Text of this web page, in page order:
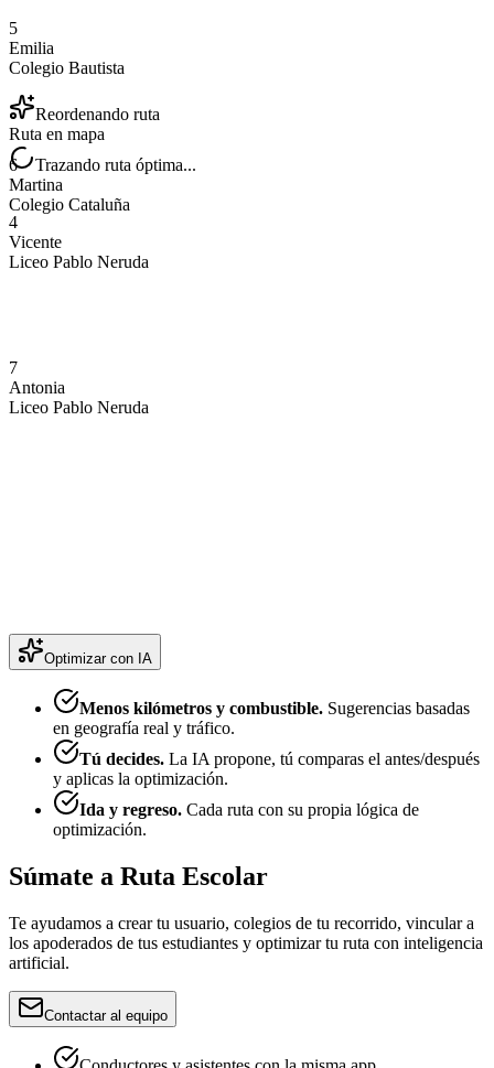
5
Emilia
Colegio Bautista
6
Martina
Colegio Cataluña
7
Antonia
Liceo Pablo Neruda
4
Vicente
Liceo Pablo Neruda
Reordenando ruta
Ruta en mapa
Trazando ruta óptima...
Optimizar con IA
Menos kilómetros y combustible. Sugerencias basadas
en geografía real y tráfico.
Tú decides. La IA propone, tú comparas el antes/después
y aplicas la optimización.
Ida y regreso. Cada ruta con su propia lógica de
optimización.
Súmate a Ruta Escolar
Te ayudamos a crear tu usuario, colegios de tu recorrido, vincular a
los apoderados de tus estudiantes y optimizar tu ruta con inteligencia
artificial.
Contactar al equipo